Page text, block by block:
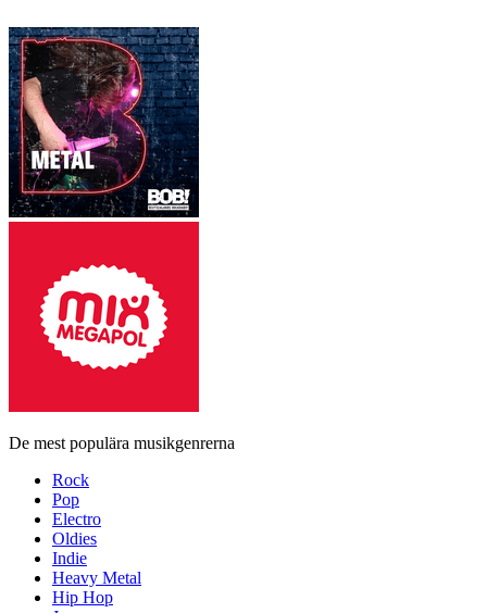
De mest populära musikgenrerna
Rock
Pop
Electro
Oldies
Indie
Heavy Metal
Hip Hop